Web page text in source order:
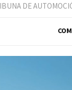
DE